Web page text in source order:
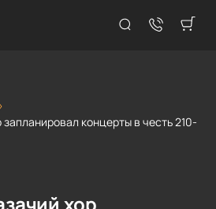
запланировал концерты в честь 210-